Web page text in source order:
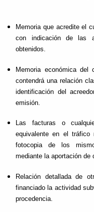
Memoria que acredite el
con indicación de las
obtenidos.
Memoria económica del
contendrá una relación
identificación del
emisión.
Las facturas o
equivalente en el tráfico
fotocopia de los
mediante la aportación de
Relación detallada de
financiado la actividad
procedencia.